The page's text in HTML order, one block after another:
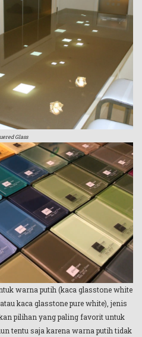
Glass
warna putih (kaca glasstone white
kaca glasstone pure white), jenis
pilihan yang paling favorit untuk
tentu saja karena warna putih tidak